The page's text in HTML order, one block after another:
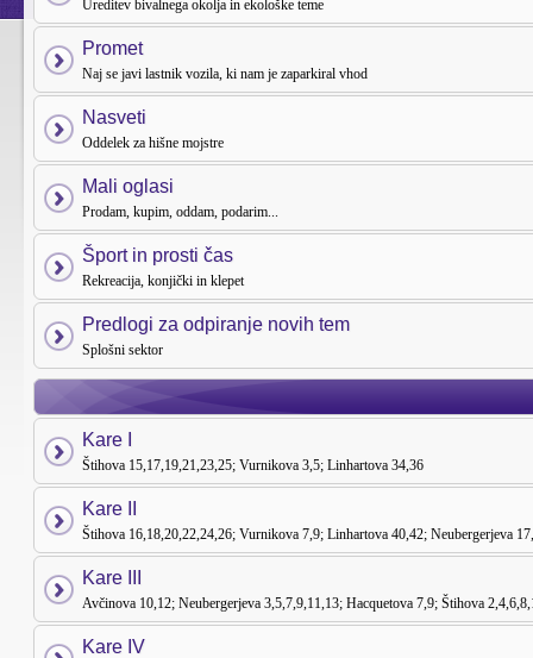
Ureditev bivalnega okolja in ekološke teme
Promet
Naj se javi lastnik vozila, ki nam je zaparkiral vhod
Nasveti
Oddelek za hišne mojstre
Mali oglasi
Prodam, kupim, oddam, podarim...
Šport in prosti čas
Rekreacija, konjički in klepet
Predlogi za odpiranje novih tem
Splošni sektor
Kare I
Štihova 15,17,19,21,23,25; Vurnikova 3,5; Linhartova 34,36
Kare II
Štihova 16,18,20,22,24,26; Vurnikova 7,9; Linhartova 40,42; Neubergerjeva
Kare III
Avčinova 10,12; Neubergerjeva 3,5,7,9,11,13; Hacquetova 7,9; Štihova
Kare IV